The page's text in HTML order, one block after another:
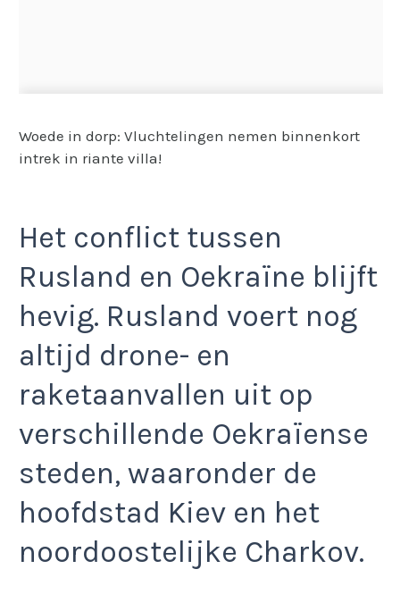
Woede in dorp: Vluchtelingen nemen binnenkort
intrek in riante villa!
Het conflict tussen
Rusland en Oekraïne blijft
hevig. Rusland voert nog
altijd drone- en
raketaanvallen uit op
verschillende Oekraïense
steden, waaronder de
hoofdstad Kiev en het
noordoostelijke Charkov.